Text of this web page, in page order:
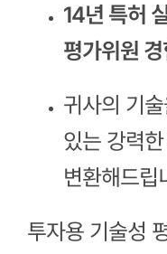
14년 특허
평가위원 경
귀사의 기
있는 강력
변환해드립
투자용 기술성